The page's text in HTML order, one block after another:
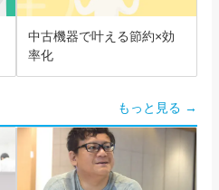
中古機器で叶える節約×効
率化
もっと見る →